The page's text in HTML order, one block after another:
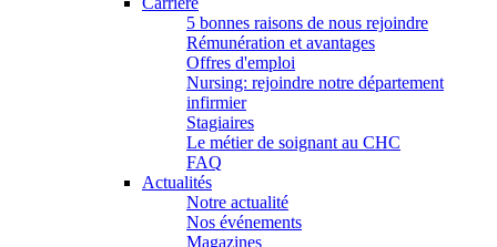
5 bonnes raisons de nous rejoindre
Rémunération et avantages
Offres d'emploi
Nursing: rejoindre notre département
infirmier
Stagiaires
Le métier de soignant au CHC
FAQ
Actualités
Notre actualité
Nos événements
Magazines